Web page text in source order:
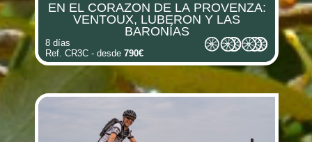
(i) (i)
(i)
EN EL CORAZON DE LA PROVENZA:
VENTOUX, LUBERON Y LAS
BARONÍAS
8 días
Ref. CR3C - desde 790€